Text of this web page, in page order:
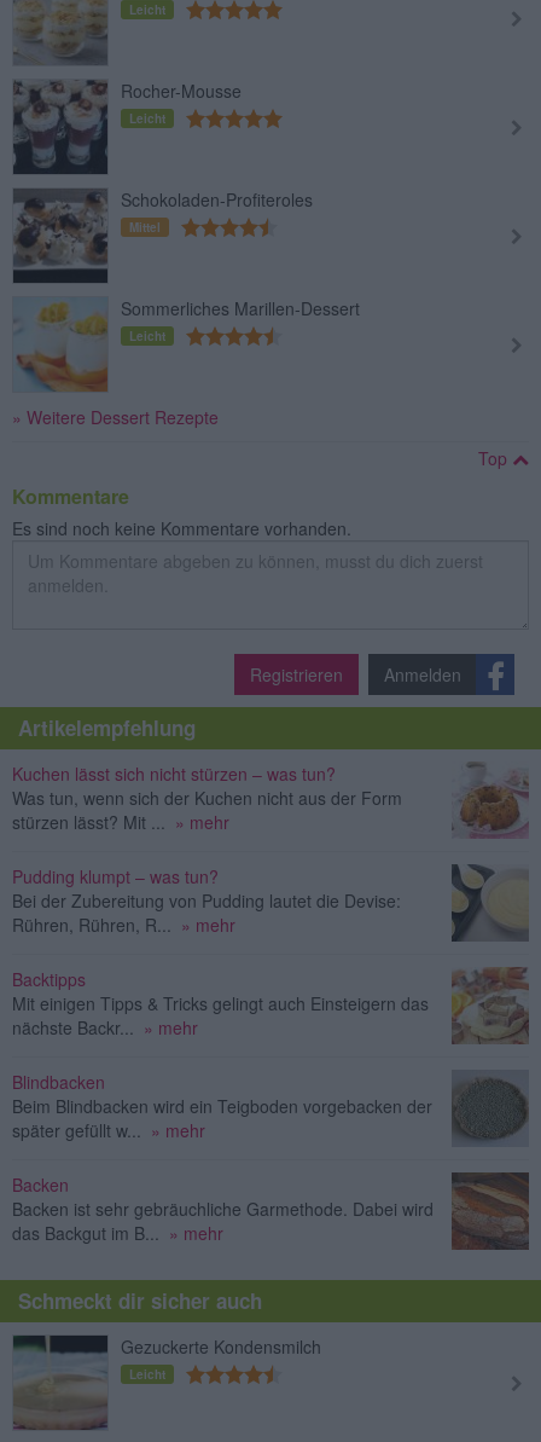
Leicht
Rocher-Mousse
Leicht
Schokoladen-Profiteroles
Mittel
Sommerliches Marillen-Dessert
Leicht
» Weitere Dessert Rezepte
Top
Kommentare
Es sind noch keine Kommentare vorhanden.
Registrieren Anmelden
Artikelempfehlung
Kuchen lässt sich nicht stürzen – was tun?
Was tun, wenn sich der Kuchen nicht aus der Form
stürzen lässt? Mit ... » mehr
Pudding klumpt – was tun?
Bei der Zubereitung von Pudding lautet die Devise:
Rühren, Rühren, R... » mehr
Backtipps
Mit einigen Tipps & Tricks gelingt auch Einsteigern das
nächste Backr... » mehr
Blindbacken
Beim Blindbacken wird ein Teigboden vorgebacken der
später gefüllt w... » mehr
Backen
Backen ist sehr gebräuchliche Garmethode. Dabei wird
das Backgut im B... » mehr
Schmeckt dir sicher auch
Gezuckerte Kondensmilch
Leicht